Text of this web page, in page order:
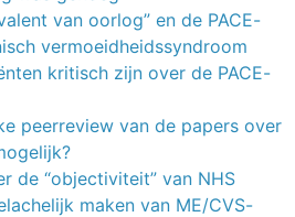
van oorlog” en de PACE-
vermoeidheidssyndroom
kritisch zijn over de PACE-
peerreview van de papers over
de “objectiviteit” van NHS
maken van ME/CVS-